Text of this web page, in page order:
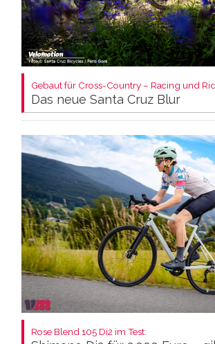
Gebaut für Cross-Country – Racing und
Das neue Santa Cruz Blur
Rose Blend 105 Di2 im Test: